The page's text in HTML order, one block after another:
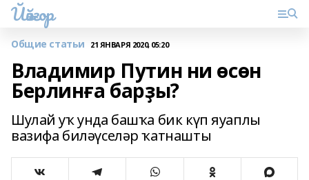
Йәйғор
Общие статьи 21 ЯНВАРЯ 2020, 05:20
Владимир Путин ни өсөн
Берлинға барҙы?
Шулай уҡ унда башҡа бик күп яуаплы
вазифа биләүселәр ҡатнашты